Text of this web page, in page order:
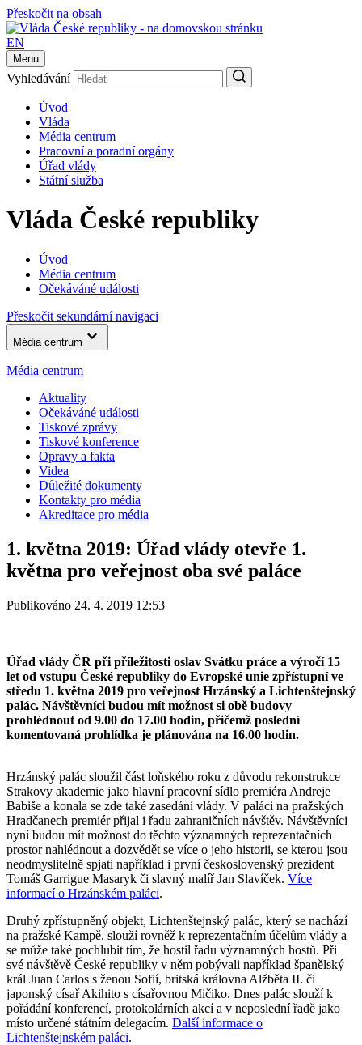
Přeskočit na obsah
EN
Menu
Vyhledávání
Úvod
Vláda
Média centrum
Pracovní a poradní orgány
Úřad vlády
Státní služba
Vláda České republiky
Úvod
Média centrum
Očekáváné události
Přeskočit sekundární navigaci
Média centrum
Média centrum
Aktuality
Očekáváné události
Tiskové zprávy
Tiskové konference
Opravy a fakta
Videa
Důležité dokumenty
Kontakty pro média
Akreditace pro média
1. května 2019: Úřad vlády otevře 1.
května pro veřejnost oba své paláce
Publikováno 24. 4. 2019 12:53
Úřad vlády ČR při příležitosti oslav Svátku práce a výročí 15
let od vstupu České republiky do Evropské unie zpřístupní ve
středu 1. května 2019 pro veřejnost Hrzánský a Lichtenštejnský
palác. Návštěvníci budou mít možnost si obě budovy
prohlédnout od 9.00 do 17.00 hodin, přičemž poslední
komentovaná prohlídka je plánována na 16.00 hodin.
Hrzánský palác sloužil část loňského roku z důvodu rekonstrukce
Strakovy akademie jako hlavní pracovní sídlo premiéra Andreje
Babiše a konala se zde také zasedání vlády. V paláci na pražských
Hradčanech premiér přijal i řadu zahraničních návštěv. Návštěvníci
nyní budou mít možnost do těchto významných reprezentačních
prostor nahlédnout a dozvědět se více o jeho historii, se kterou jsou
neodmyslitelně spjati například i první československý prezident
Tomáš Garrigue Masaryk či slavný malíř Jan Slavíček. Více
informací o Hrzánském paláci.
Druhý zpřístupněný objekt, Lichtenštejnský palác, který se nachází
na pražské Kampě, slouží rovněž k reprezentačním účelům vlády a
se může také pochlubit tím, že hostil řadu významných hostů. Při
své návštěvě České republiky v něm pobývali například španělský
král Juan Carlos s ženou Sofií, britská královna Alžběta II. či
japonský císař Akihito s císařovnou Mičiko. Dnes palác slouží k
pořádání konferencí, protokolárních akcí a v neposlední řadě jako
místo určené státním delegacím. Další informace o
Lichtenštejnském paláci.